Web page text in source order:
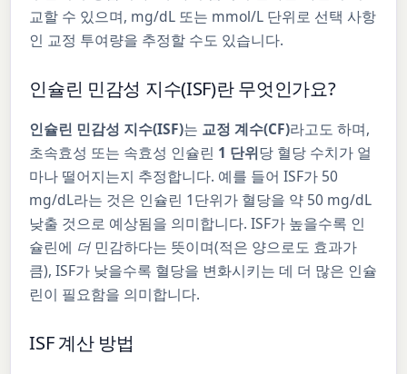
교할 수 있으며, mg/dL 또는 mmol/L 단위로 선택 사항
인 교정 투여량을 추정할 수도 있습니다.
인슐린 민감성 지수(ISF)란 무엇인가요?
인슐린 민감성 지수(ISF)는 교정 계수(CF)라고도 하며,
초속효성 또는 속효성 인슐린 1 단위당 혈당 수치가 얼
마나 떨어지는지 추정합니다. 예를 들어 ISF가 50
mg/dL라는 것은 인슐린 1단위가 혈당을 약 50 mg/dL
낮출 것으로 예상됨을 의미합니다. ISF가 높을수록 인
슐린에 더 민감하다는 뜻이며(적은 양으로도 효과가
큼), ISF가 낮을수록 혈당을 변화시키는 데 더 많은 인슐
린이 필요함을 의미합니다.
ISF 계산 방법